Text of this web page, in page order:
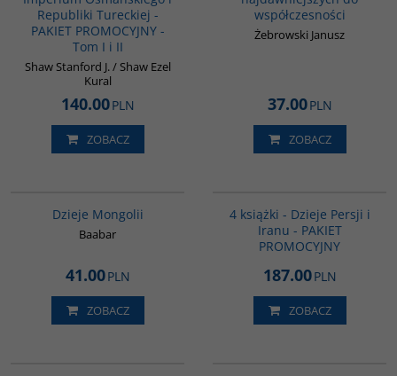
Republiki Tureckiej -
PAKIET PROMOCYJNY -
Tom I i II
Shaw Stanford J. / Shaw Ezel
Kural
140.00PLN
ZOBACZ
współczesności
Żebrowski Janusz
37.00PLN
ZOBACZ
Dzieje Mongolii
Baabar
41.00PLN
ZOBACZ
4 książki - Dzieje Persji i
Iranu - PAKIET
PROMOCYJNY
187.00PLN
ZOBACZ